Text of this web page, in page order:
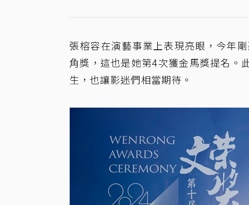
張榕容在演藝事業上表現亮眼，今年
角獎，這也是她第4次獲金馬獎提名。
生，也讓影迷們相當期待。